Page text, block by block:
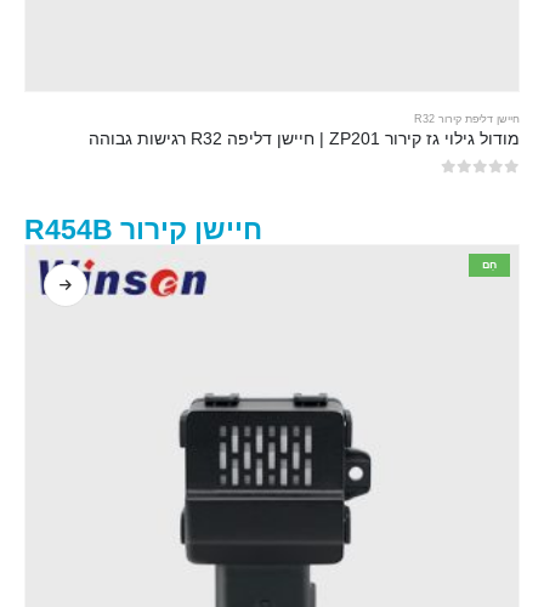
חיישן דליפת קירור R32
מודול גילוי גז קירור ZP201 | חיישן דליפה R32 רגישות גבוהה
חיישן קירור R454B
חַם